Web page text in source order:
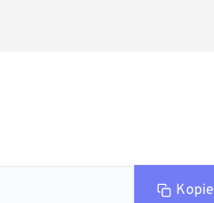
Kopie